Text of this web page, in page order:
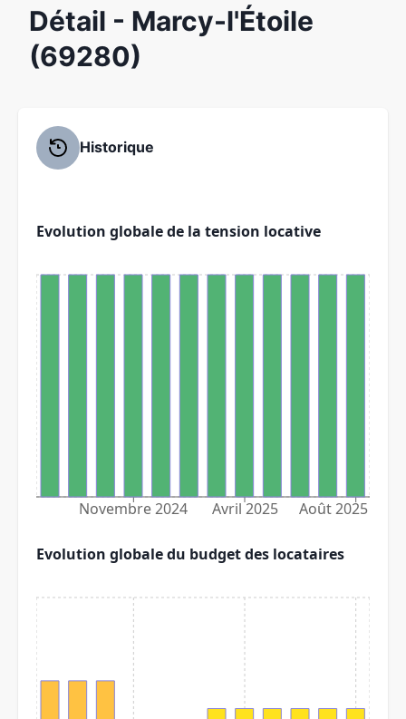
Détail - Marcy-l'Étoile
(69280)
Historique
Evolution globale de la tension locative
Novembre 2024 Avril 2025 Août 2025
Evolution globale du budget des locataires